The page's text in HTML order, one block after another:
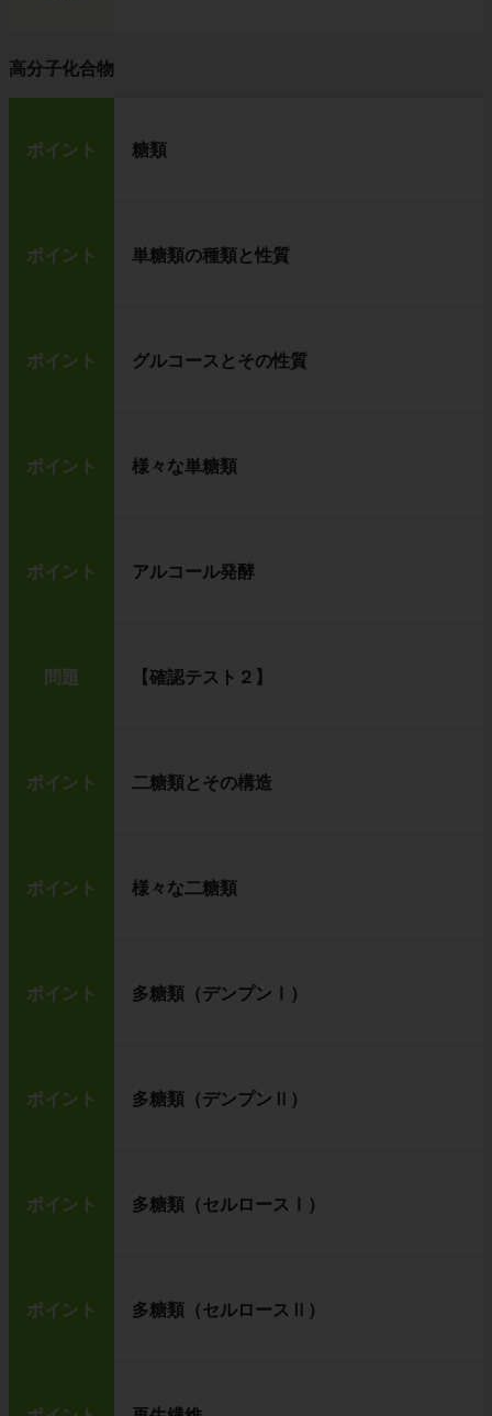
高分子化合物
ポイント 糖類
ポイント 単糖類の種類と性質
ポイント グルコースとその性質
ポイント 様々な単糖類
ポイント アルコール発酵
問題 【確認テスト２】
ポイント 二糖類とその構造
ポイント 様々な二糖類
ポイント 多糖類（デンプンⅠ）
ポイント 多糖類（デンプンⅡ）
ポイント 多糖類（セルロースⅠ）
ポイント 多糖類（セルロースⅡ）